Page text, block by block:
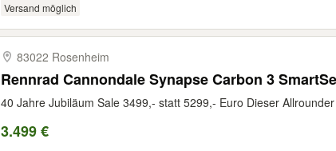
Versand möglich
83022 Rosenheim
Rennrad Cannondale Synapse Carbon 3
40 Jahre Jubiläum Sale 3499,- statt 5299,- Euro Dieser
3.499 €